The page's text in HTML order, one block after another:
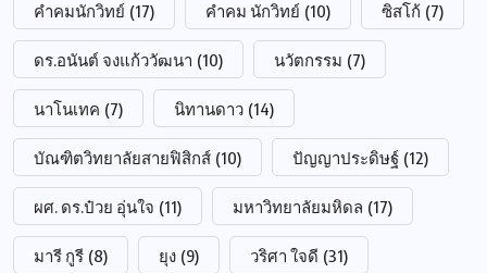
คำคมนักวิทย์ (17) คำคม นักวิทย์ (10) ซิสโก้ (7)
ดร.อนันต์ จงแก้ววัฒนา (10) นวัตกรรม (7)
นาโนเทค (7) นิทานดาว (14)
บัณฑิตวิทยาลัยสายฟิสิกส์ (10) ปัญญาประดิษฐ์ (12)
ผศ. ดร.ป๋วย อุ่นใจ (11) มหาวิทยาลัยมหิดล (17)
มารี กูรี (8) ยุง (9) วริศา ใจดี (31)